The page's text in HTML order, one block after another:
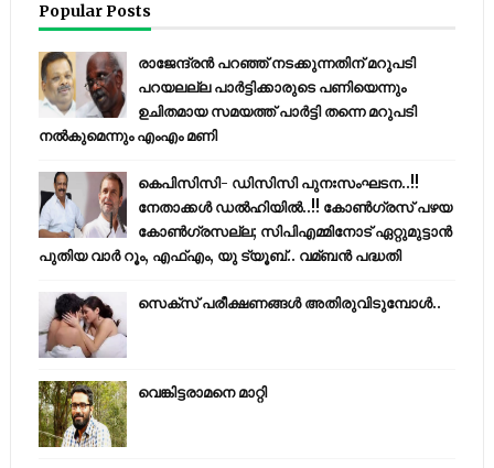
Popular Posts
രാജേന്ദ്രന്‍ പറഞ്ഞ് നടക്കുന്നതിന് മറുപടി
പറയലല്ല പാര്‍ട്ടിക്കാരുടെ പണിയെന്നും
ഉചിതമായ സമയത്ത് പാര്‍ട്ടി തന്നെ മറുപടി
നല്‍കുമെന്നും എംഎം മണി
കെപിസിസി- ഡിസിസി പുനഃസംഘടന..!!
നേതാക്കൾ ഡൽഹിയിൽ..!! കോണ്‍ഗ്രസ് പഴയ
കോണ്‍ഗ്രസല്ല; സിപിഎമ്മിനോട് ഏറ്റുമുട്ടാന്‍
പുതിയ വാര്‍ റൂം, എഫ്‌എം, യു ട്യൂബ്.. വമ്ബന്‍ പദ്ധതി
സെക്സ് പരീക്ഷണങ്ങൾ അതിരുവിടുമ്പോൾ..
വെങ്കിട്ടരാമനെ മാറ്റി